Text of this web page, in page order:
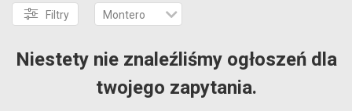
Filtry Montero
Niestety nie znaleźliśmy ogłoszeń dla
twojego zapytania.